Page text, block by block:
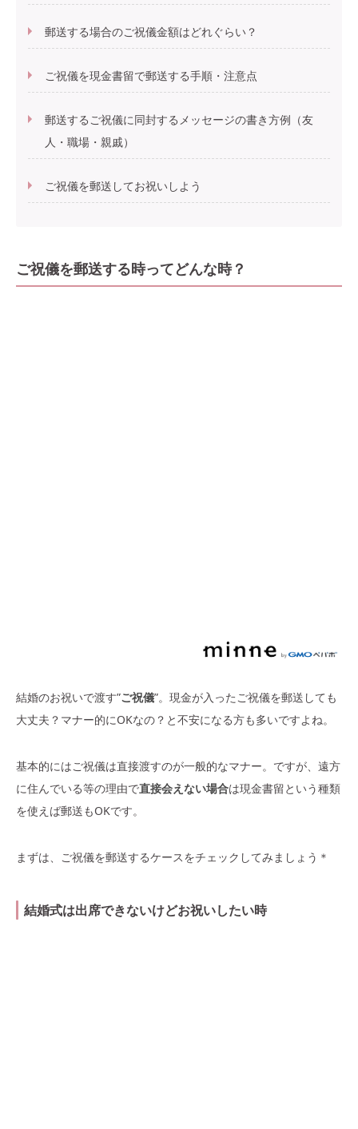
郵送する場合のご祝儀金額はどれぐらい？
ご祝儀を現金書留で郵送する手順・注意点
郵送するご祝儀に同封するメッセージの書き方例（友
人・職場・親戚）
ご祝儀を郵送してお祝いしよう
ご祝儀を郵送する時ってどんな時？
結婚のお祝いで渡す”ご祝儀”。現金が入ったご祝儀を郵送しても
大丈夫？マナー的にOKなの？と不安になる方も多いですよね。
基本的にはご祝儀は直接渡すのが一般的なマナー。ですが、遠方
に住んでいる等の理由で直接会えない場合は現金書留という種類
を使えば郵送もOKです。
まずは、ご祝儀を郵送するケースをチェックしてみましょう＊
結婚式は出席できないけどお祝いしたい時